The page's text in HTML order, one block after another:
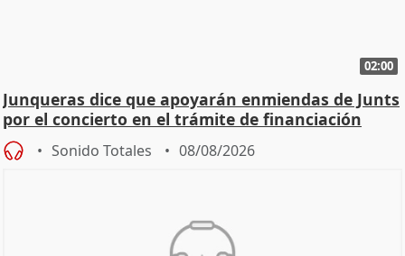
02:00
Junqueras dice que apoyarán enmiendas de Junts
por el concierto en el trámite de financiación
Sonido Totales 08/08/2026